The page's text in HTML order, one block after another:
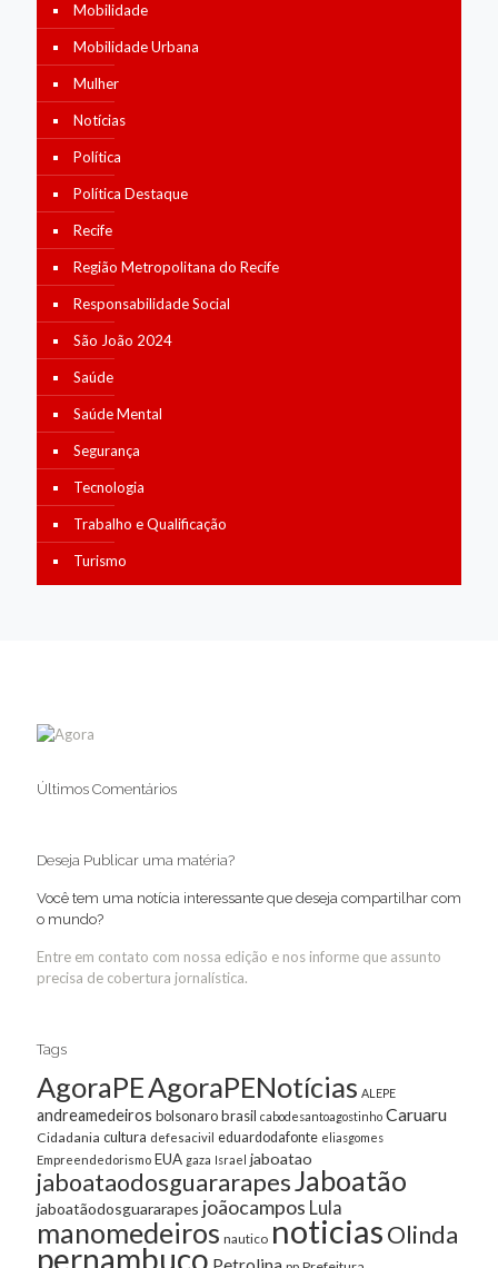
Mobilidade
Mobilidade Urbana
Mulher
Notícias
Política
Política Destaque
Recife
Região Metropolitana do Recife
Responsabilidade Social
São João 2024
Saúde
Saúde Mental
Segurança
Tecnologia
Trabalho e Qualificação
Turismo
Últimos Comentários
Deseja Publicar uma matéria?
Você tem uma notícia interessante que deseja compartilhar com
o mundo?
Entre em contato com nossa edição e nos informe que assunto
precisa de cobertura jornalística.
Tags
AgoraPEAgoraPENotícias ALEPE
andreamedeiros bolsonarobrasil cabodesantoagostinho Caruaru
Cidadania cultura defesacivil eduardodafonte eliasgomes
Empreendedorismo EUA gaza Israel jaboatao
jaboataodosguararapesJaboatão
jaboatãodosguararapes joãocampos Lula
manomedeiros nautico noticiasOlinda
pernambuco